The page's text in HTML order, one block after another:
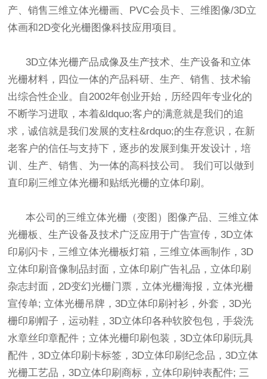
产、销售三维立体光栅画、PVC会员卡、三维图像/3D立
体画和2D变化光栅图像科技应用项目。
3D立体光栅产品成像及生产技术、生产设备和立体
光栅材料，四位一体的产品科研、生产、销售、技术输
出综合性企业。自2002年创业开始，历经四年专业化的
不断学习进取，本着&ldquo;客户的满意就是我们的追
求，诚信就是我们发展的支柱&rdquo;的生存意识，在新
老客户的信任与支持下，逐步的发展到集开发设计，培
训、生产、销售、为一体的高科技公司。 我们可以做到
直印刷三维立体光栅和贴纸光栅的立体印刷。
本公司的三维立体光栅（变图）图像产品、三维立体
光栅板、生产设备及技术广泛应用于广告宣传，3D立体
印刷闪卡，三维立体光栅板灯箱，三维立体画制作，3D
立体印刷音像制品封面，立体印刷广告礼品，立体印刷
杂志封面，2D变幻光栅门票，立体光栅海报，立体光栅
宣传单; 立体光栅吊牌，3D立体印刷衬衫，外套，3D光
栅印刷帽子，运动鞋，3D立体印各种软胶包包，手袋洗
水章丝印章配件；立体光栅印刷包装，3D立体印刷玩具
配件，3D立体印刷卡标签，3D立体印刷纪念品，3D立体
光栅工艺品，3D立体印刷商标，立体印刷钟表配件; 三